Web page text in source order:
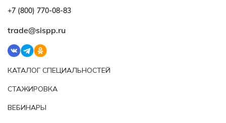
+7 (800) 770‑08‑83
trade@sispp.ru
КАТАЛОГ СПЕЦИАЛЬНОСТЕЙ
СТАЖИРОВКА
ВЕБИНАРЫ